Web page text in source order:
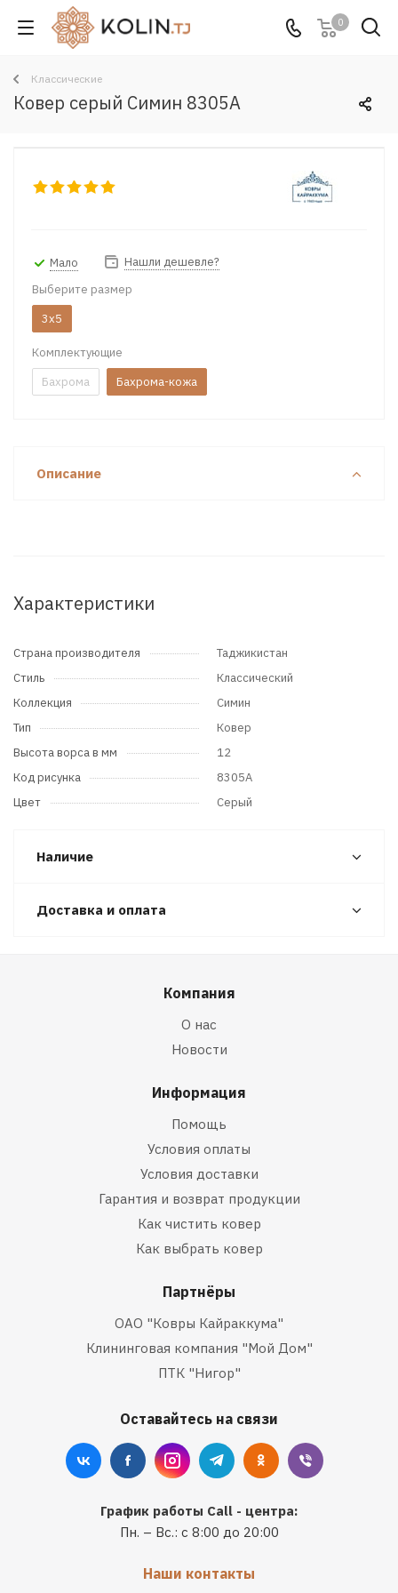
0
Классические
Ковер серый Симин 8305A
Мало
Нашли дешевле?
Выберите размер
3x5
Комплектующие
Бахрома
Бахрома-кожа
Описание
Характеристики
Страна производителя
Таджикистан
Стиль
Классический
Коллекция
Симин
Тип
Ковер
Высота ворса в мм
12
Код рисунка
8305A
Цвет
Серый
Наличие
Доставка и оплата
Компания
О нас
Новости
Информация
Помощь
Условия оплаты
Условия доставки
Гарантия и возврат продукции
Как чистить ковер
Как выбрать ковер
Партнёры
ОАО "Ковры Кайраккума"
Клининговая компания "Мой Дом"
ПТК "Нигор"
Оставайтесь на связи
График работы Call - центра:
Пн. – Вс.: с 8:00 до 20:00
Наши контакты